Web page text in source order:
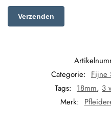
Categorie: Fijne
Tags: 18mm, 3
Merk: